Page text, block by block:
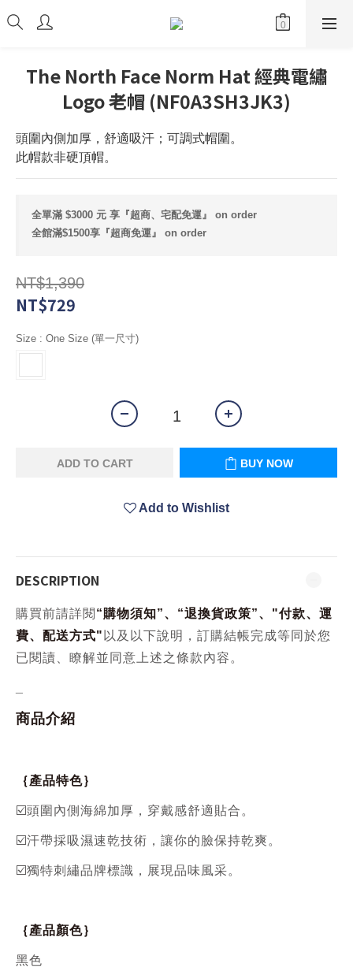
The North Face Norm Hat 經典電繡
Logo 老帽 (NF0A3SH3JK3)
頭圍內側加厚，舒適吸汗；可調式帽圍。
此帽款非硬頂帽。
全單滿 $3000 元 享『超商、宅配免運』 on order
全館滿$1500享『超商免運』 on order
NT$1,390
NT$729
Size : One Size (單一尺寸)
ADD TO CART BUY NOW
Add to Wishlist
DESCRIPTION
購買前請詳閱 “購物須知”、“退換貨政策”、 "付款、運
費、配送方式" 以及以下說明，訂購結帳完成等同於您
已閱讀、瞭解並同意上述之條款內容。
商品介紹
｛產品特色｝
☑️頭圍內側海綿加厚，穿戴感舒適貼合。
☑️汗帶採吸濕速乾技術，讓你的臉保持乾爽。
☑️獨特刺繡品牌標識，展現品味風采。
｛產品顏色｝
黑色